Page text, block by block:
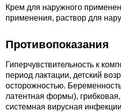
Крем для наружного
применения, раствор для
Противопоказания
Гиперчувствительность к
период лактации, детский
осторожностью.
латентная формы),
системная вирусная